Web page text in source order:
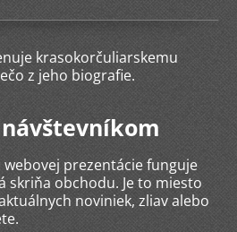
krasokorčuliarskemu
z jeho biografie.
prezentácie funguje
skriňa obchodu. Je to miesto
noviniek, zliav alebo